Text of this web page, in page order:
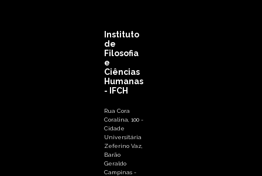
Instituto
de
Filosofia
e
Ciências
Humanas
- IFCH
Rua Cora
Coralina, 100 -
Cidade
Universitária
Zeferino Vaz,
Barão
Geraldo
Campinas -